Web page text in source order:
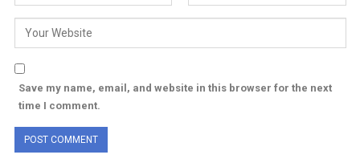
Save my name, email, and website in this browser for the next
time I comment.